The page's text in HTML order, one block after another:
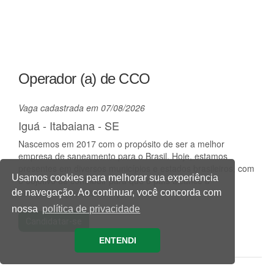
Usamos cookies para melhorar sua experiência
de navegação. Ao continuar, você concorda com
nossa política de privacidade
ENTENDI
Operador (a) de CCO
Vaga cadastrada em 07/08/2026
Iguá - Itabaiana - SE
Nascemos em 2017 com o propósito de ser a melhor
empresa de saneamento para o Brasil. Hoje, estamos
presentes em diversos municípios e estados brasileiros, com
o objetivo de contribuir para que o país alcance a
universalização dos serviço...